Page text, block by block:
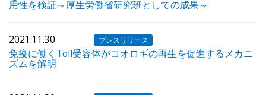
用性を検証～厚生労働省研究班としての成果～
2021.11.30 プレスリリース
免疫に働くToll受容体がコオロギの再生を促進するメカニ
ズムを解明